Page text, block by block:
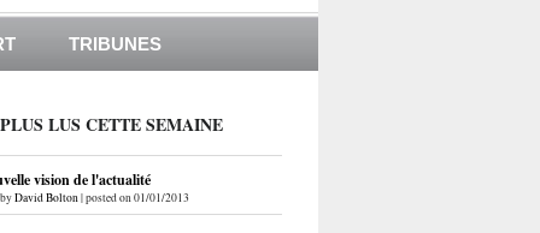
TRIBUNES
LUS CETTE SEMAINE
vision de l'actualité
byDavid Bolton|posted on 01/01/2013